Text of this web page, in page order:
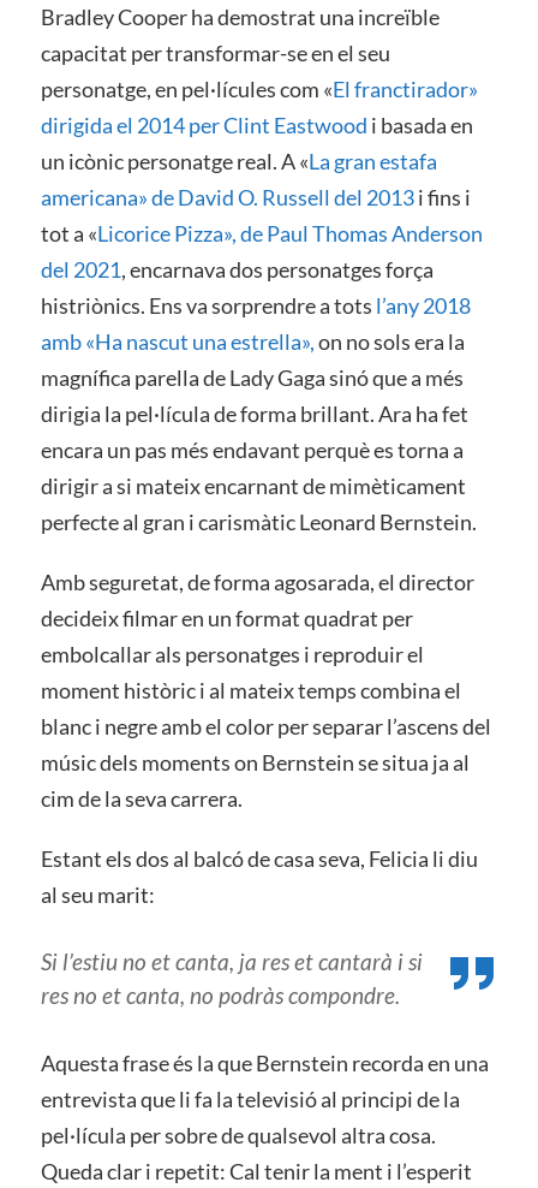
Bradley Cooper ha demostrat una increïble
capacitat per transformar-se en el seu
personatge, en pel·lícules com «El franctirador»
dirigida el 2014 per Clint Eastwood i basada en
un icònic personatge real. A «La gran estafa
americana» de David O. Russell del 2013i fins i
tot a «Licorice Pizza», de Paul Thomas Anderson
del 2021, encarnava dos personatges força
histriònics. Ens va sorprendre a tots l’any 2018
amb «Ha nascut una estrella»,on no sols era la
magnífica parella de Lady Gaga sinó que a més
dirigia la pel·lícula de forma brillant. Ara ha fet
encara un pas més endavant perquè es torna a
dirigir a si mateix encarnant de mimèticament
perfecte al gran i carismàtic Leonard Bernstein.
Amb seguretat, de forma agosarada, el director
decideix filmar en un format quadrat per
embolcallar als personatges i reproduir el
moment històric i al mateix temps combina el
blanc i negre amb el color per separar l’ascens del
músic dels moments on Bernstein se situa ja al
cim de la seva carrera.
Estant els dos al balcó de casa seva, Felicia li diu
al seu marit:
Si l’estiu no et canta, ja res et cantarà i si
res no et canta, no podràs compondre.
Aquesta frase és la que Bernstein recorda en una
entrevista que li fa la televisió al principi de la
pel·lícula per sobre de qualsevol altra cosa.
Queda clar i repetit: Cal tenir la ment i l’esperit